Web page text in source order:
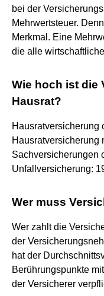
bei der
Mehrwertsteuer.
Merkmal. Eine
die alle
Wie hoch ist die
Hausrat?
Hausratversicherung
Hausratversicherung
Sachversicherungen
Unfallversicherung:
Wer muss
Wer zahlt die
der
hat der
Berührungspunkte
der Versicherer